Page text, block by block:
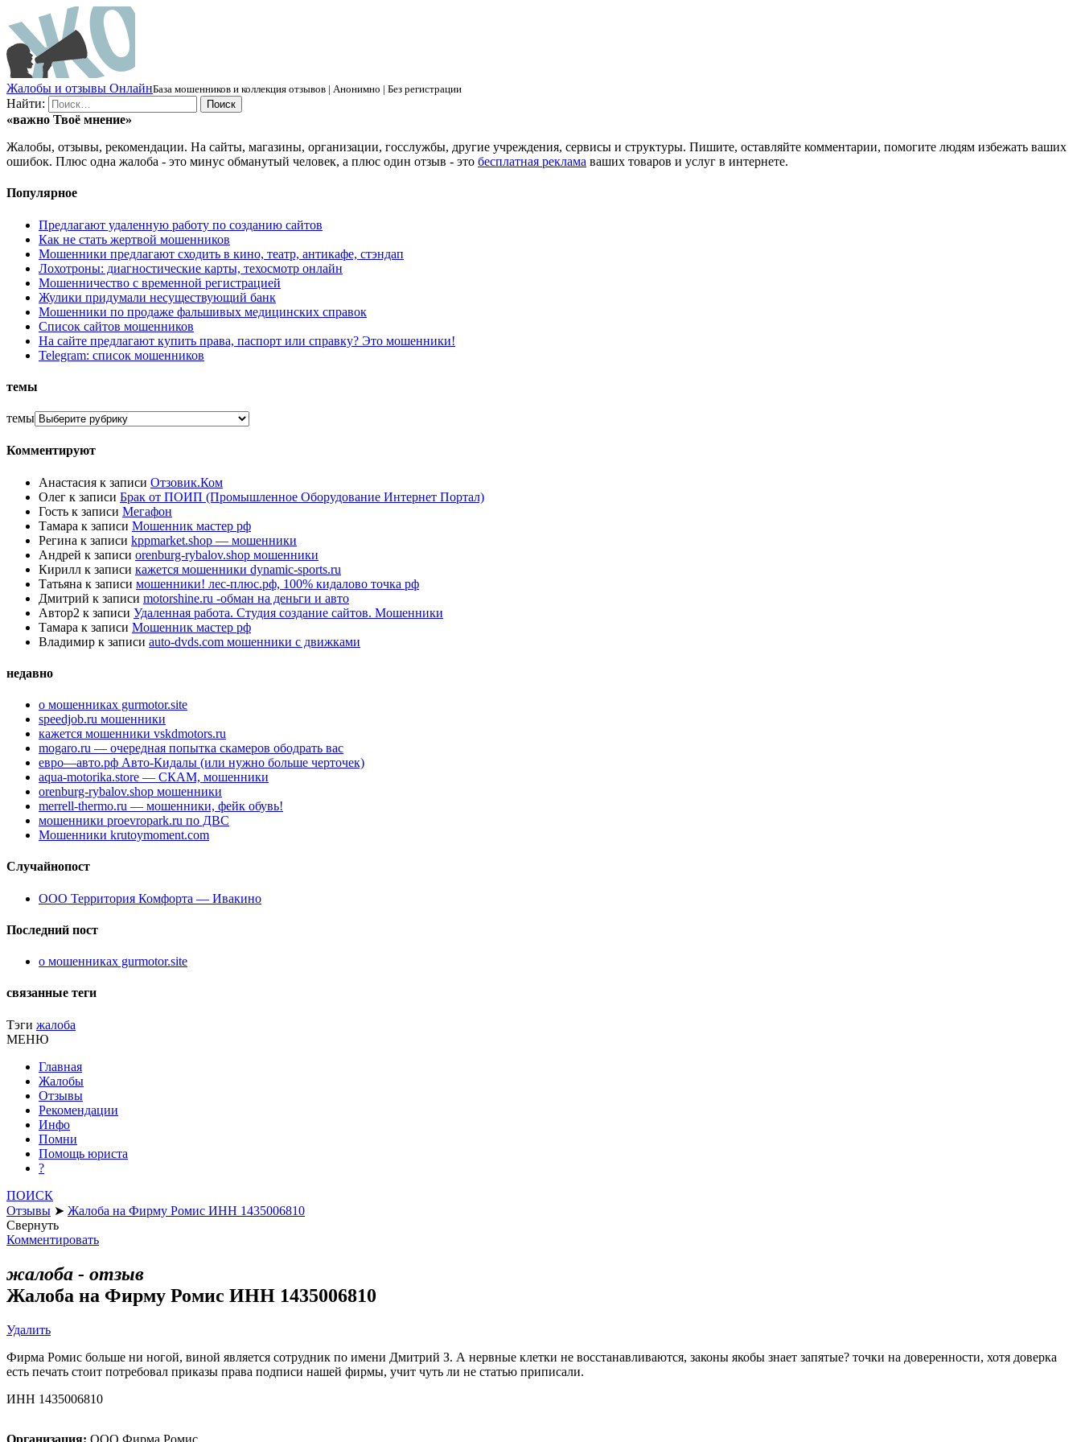
Жалобы и отзывы ОнлайнБаза мошенников и коллекция отзывов | Анонимно | Без регистрации
Найти:
«важно Твоё мнение»
Жалобы, отзывы, рекомендации. На сайты, магазины, организации, госслужбы, другие учреждения, сервисы и структуры. Пишите, оставляйте комментарии, помогите людям избежать ваших
ошибок. Плюс одна жалоба - это минус обманутый человек, а плюс один отзыв - это бесплатная реклама ваших товаров и услуг в интернете.
Популярное
Предлагают удаленную работу по созданию сайтов
Как не стать жертвой мошенников
Мошенники предлагают сходить в кино, театр, антикафе, стэндап
Лохотроны: диагностические карты, техосмотр онлайн
Мошенничество с временной регистрацией
Жулики придумали несуществующий банк
Мошенники по продаже фальшивых медицинских справок
Список сайтов мошенников
На сайте предлагают купить права, паспорт или справку? Это мошенники!
Telegram: список мошенников
темы
темы
Комментируют
Анастасия к записи Отзовик.Ком
Олег к записи Брак от ПОИП (Промышленное Оборудование Интернет Портал)
Гость к записи Мегафон
Тамара к записи Мошенник мастер рф
Регина к записи kppmarket.shop — мошенники
Андрей к записи orenburg-rybalov.shop мошенники
Кирилл к записи кажется мошенники dynamic-sports.ru
Татьяна к записи мошенники! лес-плюс.рф, 100% кидалово точка рф
Дмитрий к записи motorshine.ru -обман на деньги и авто
Автор2 к записи Удаленная работа. Студия создание сайтов. Мошенники
Тамара к записи Мошенник мастер рф
Владимир к записи auto-dvds.com мошенники с движками
недавно
о мошенниках gurmotor.site
speedjob.ru мошенники
кажется мошенники vskdmotors.ru
mogaro.ru — очередная попытка скамеров ободрать вас
евро—авто.рф Авто-Кидалы (или нужно больше черточек)
aqua-motorika.store — СКАМ, мошенники
orenburg-rybalov.shop мошенники
merrell-thermo.ru — мошенники, фейк обувь!
мошенники proevropark.ru по ДВС
Мошенники krutoymoment.com
Случайнопост
ООО Территория Комфорта — Ивакино
Последний пост
о мошенниках gurmotor.site
связанные теги
Тэги жалоба
МЕНЮ
Главная
Жалобы
Отзывы
Рекомендации
Инфо
Помни
Помощь юриста
?
ПОИСК
Отзывы ➤ Жалоба на Фирму Ромис ИНН 1435006810
Свернуть
Комментировать
жалоба - отзыв
Жалоба на Фирму Ромис ИНН 1435006810
Удалить
Фирма Ромис больше ни ногой, виной является сотрудник по имени Дмитрий З. А нервные клетки не восстанавливаются, законы якобы знает запятые? точки на доверенности, хотя доверка
есть печать стоит потребовал приказы права подписи нашей фирмы, учит чуть ли не статью приписали.
ИНН 1435006810
Организация: ООО Фирма Ромис